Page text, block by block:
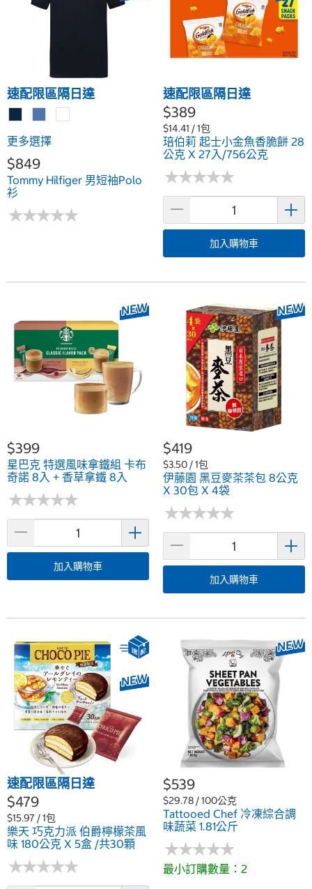
速配限區隔日達
更多選擇
$849
Tommy Hilfiger 男短袖Polo
衫
★★★★★
★★★★★
速配限區隔日達
$389
$14.41 / 1包
琣伯莉 起士小金魚香脆餅 28
公克 X 27入/756公克
★★★★★
★★★★★
加入購物車
$399
星巴克 特選風味拿鐵組 卡布
奇諾 8入 + 香草拿鐵 8入
★★★★★
★★★★★
加入購物車
$419
$3.50 / 1包
伊藤園 黑豆麥茶茶包 8公克
X 30包 X 4袋
★★★★★
★★★★★
加入購物車
速配限區隔日達
$479
$15.97 / 1包
樂天 巧克力派 伯爵檸檬茶風
味 180公克 X 5盒 /共30顆
★★★★★
★★★★★
$539
$29.78 / 100公克
Tattooed Chef 冷凍綜合調
味蔬菜 1.81公斤
★★★★★
★★★★★
最小訂購數量：2